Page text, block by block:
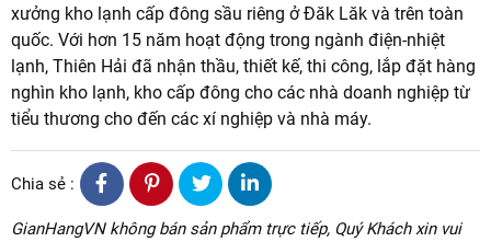
xưởng kho lạnh cấp đông sầu riêng ở Đăk Lăk và trên toàn
quốc. Với hơn 15 năm hoạt động trong ngành điện-nhiệt
lạnh, Thiên Hải đã nhận thầu, thiết kế, thi công, lắp đặt hàng
nghìn kho lạnh, kho cấp đông cho các nhà doanh nghiệp từ
tiểu thương cho đến các xí nghiệp và nhà máy.
Chia sẻ :
GianHangVN không bán sản phẩm trực tiếp, Quý Khách xin vui